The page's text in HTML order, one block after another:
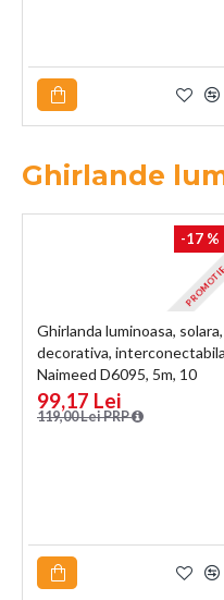
Ghirlande
-17 %
Ghirlanda luminoasa, solara,
decorativa,
Naimeed D6095, 5m, 10
Becuri LED, Lumina Alb Cald
99,17 Lei
119,00 Lei PRP